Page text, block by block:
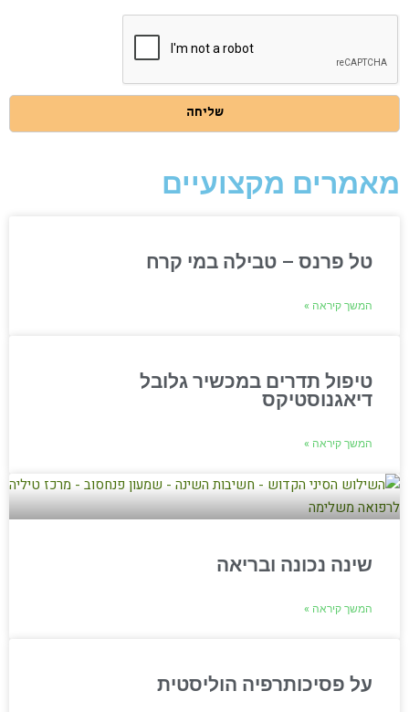
שמסרתי
באתר
שליחה
מאמרים מקצועיים
טל פרנס – טבילה במי קרח
המשך קיראה »
טיפול תדרים במכשיר גלובל
דיאגנוסטיקס
המשך קיראה »
שינה נכונה ובריאה
המשך קיראה »
על פסיכותרפיה הוליסטית